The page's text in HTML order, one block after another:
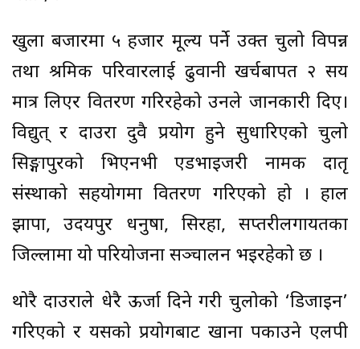
खुला बजारमा ५ हजार मूल्य पर्ने उक्त चुलो विपन्न
तथा श्रमिक परिवारलाई ढुवानी खर्चबापत २ सय
मात्र लिएर वितरण गरिरहेको उनले जानकारी दिए।
विद्युत् र दाउरा दुवै प्रयोग हुने सुधारिएको चुलो
सिङ्गापुरको भिएनभी एडभाइजरी नामक दातृ
संस्थाको सहयोगमा वितरण गरिएको हो । हाल
झापा, उदयपुर धनुषा, सिरहा, सप्तरीलगायतका
जिल्लामा यो परियोजना सञ्चालन भइरहेको छ ।
थोरै दाउराले धेरै ऊर्जा दिने गरी चुलोको ‘डिजाइन’
गरिएको र यसको प्रयोगबाट खाना पकाउने एलपी